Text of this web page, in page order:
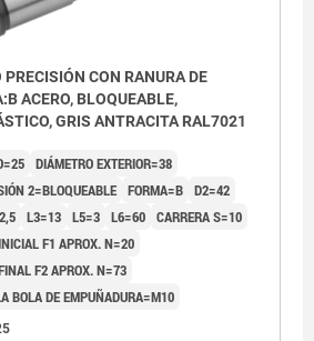
PRECISIÓN CON RANURA DE
ACERO, BLOQUEABLE,
GRIS ANTRACITA RAL7021
DIÁMETRO EXTERIOR=38
2=BLOQUEABLE FORMA=B D2=42
L3=13 L5=3 L6=60 CARRERA S=10
F1 APROX. N=20
F2 APROX. N=73
BOLA DE EMPUÑADURA=M10